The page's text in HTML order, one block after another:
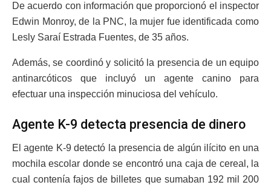
De acuerdo con información que proporcionó el inspector
Edwin Monroy, de la PNC, la mujer fue identificada como
Lesly Saraí Estrada Fuentes, de 35 años.
Además, se coordinó y solicitó la presencia de un equipo
antinarcóticos que incluyó un agente canino para
efectuar una inspección minuciosa del vehículo.
Agente K-9 detecta presencia de dinero
El agente K-9 detectó la presencia de algún ilícito en una
mochila escolar donde se encontró una caja de cereal, la
cual contenía fajos de billetes que sumaban 192 mil 200